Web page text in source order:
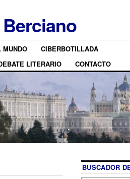
MUNDO
CIBERBOTILLADA
LITERARIO CONTACTO
BUSCADOR